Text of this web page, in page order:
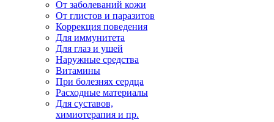
От заболеваний кожи
От глистов и паразитов
Коррекция поведения
Для иммунитета
Для глаз и ушей
Наружные средства
Витамины
При болезнях сердца
Расходные материалы
Для суставов,
химиотерапия и пр.